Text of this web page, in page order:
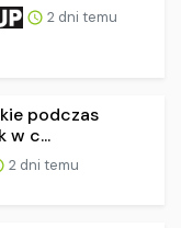
2 dni temu
podczas
w c...
2 dni temu